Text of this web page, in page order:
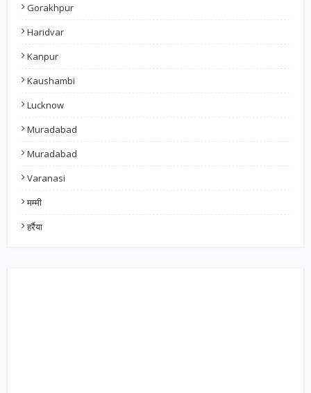
Gorakhpur
Haridvar
Kanpur
Kaushambi
Lucknow
Muradabad
Muradabad
Varanasi
मम्मी
हर्रैया